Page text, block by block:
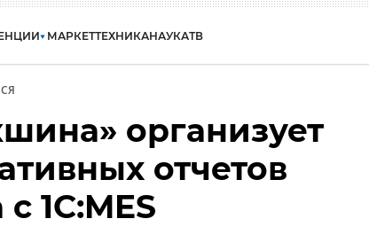
МАРКЕТТЕХНИКАНАУКАТВ
организует
отчетов
1С:MES